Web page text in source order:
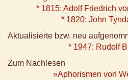
* 1815: Adolf Friedrich
* 1820: John
Aktualisierte bzw. neu
* 1947: Rudolf
Zum Nachlesen
»Aphorismen von